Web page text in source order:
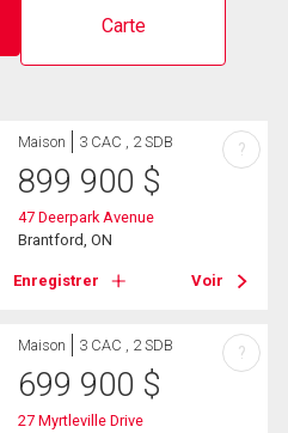
Carte
Maison 3 CAC , 2 SDB
899 900 $
47 Deerpark Avenue
Brantford, ON
Enregistrer Voir
?
Maison 3 CAC , 2 SDB
699 900 $
27 Myrtleville Drive
?